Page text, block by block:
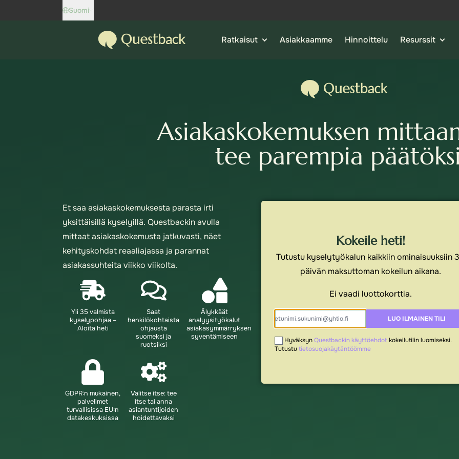
Suomi
Questback Ratkaisut Asiakkaamme Hinnoittelu Resurssit
Asiakaskokemuksen
tee parempia
Et saa asiakaskokemuksesta parasta irti
yksittäisillä kyselyillä. Questbackin avulla
mittaat asiakaskokemusta jatkuvasti, näet
kehityskohdat reaaliajassa ja parannat
asiakassuhteita viikko viikolta.
Yli 35 valmista
kyselypohjaa –
Aloita heti
Saat
henkilökohtaista
ohjausta
suomeksi ja
ruotsiksi
Älykkäät
analyysityökalut
asiakasymmärryksen
syventämiseen
GDPR:n mukainen,
palvelimet
turvallisissa EU:n
datakeskuksissa
Valitse itse: tee
itse tai anna
asiantuntijoiden
hoidettavaksi
Kokeile heti!
Tutustu kyselytyökalun kaikkiin ominaisuuksiin
päivän maksuttoman kokeilun aikana.
Ei vaadi luottokorttia.
LUO ILMAINEN TILI
HyväksynQuestbackin käyttöehdotkokeilutilin luomiseksi.
Tutustutietosuojakäytäntöömme